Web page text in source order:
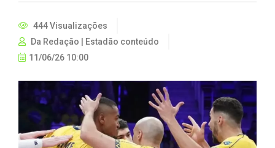
444 Visualizações
Da Redação | Estadão conteúdo
11/06/26 10:00